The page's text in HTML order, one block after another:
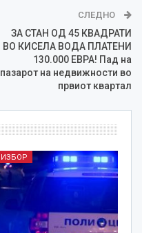
СЛЕДНО
ЗА СТАН ОД 45 КВАДРАТИ
ВО КИСЕЛА ВОДА ПЛАТЕНИ
130.000 ЕВРА! Пад на
пазарот на недвижности во
првиот квартал
ИЗБОР